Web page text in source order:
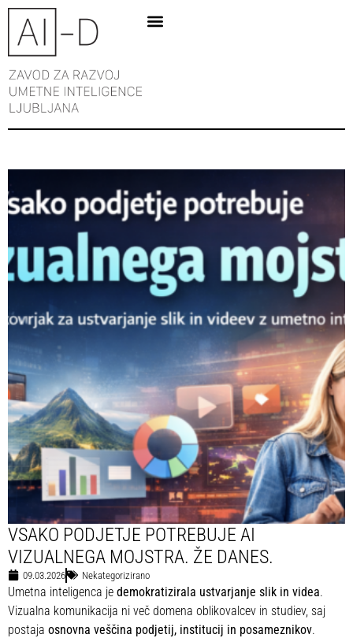
VSAKO PODJETJE POTREBUJE AI
VIZUALNEGA MOJSTRA. ŽE DANES.
09.03.2026 Nekategorizirano
Umetna inteligenca je demokratizirala ustvarjanje slik in videa.
Vizualna komunikacija ni več domena oblikovalcev in studiev, saj
postaja osnovna veščina podjetij, institucij in posameznikov.